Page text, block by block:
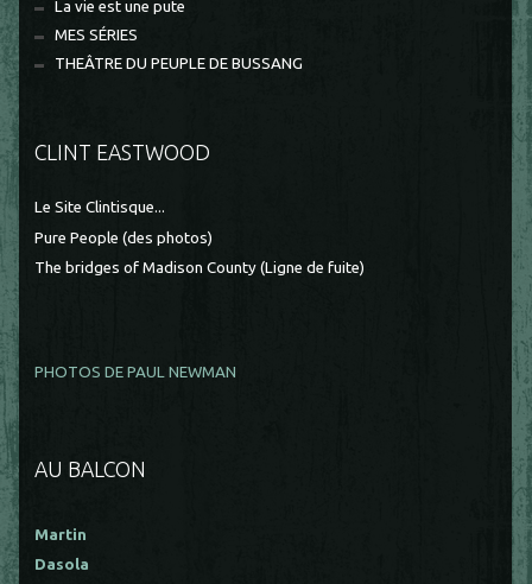
La vie est une pute
MES SÉRIES
THEÂTRE DU PEUPLE DE BUSSANG
CLINT EASTWOOD
Le Site Clintisque...
Pure People (des photos)
The bridges of Madison County (Ligne de fuite)
PHOTOS DE PAUL NEWMAN
AU BALCON
Martin
Dasola